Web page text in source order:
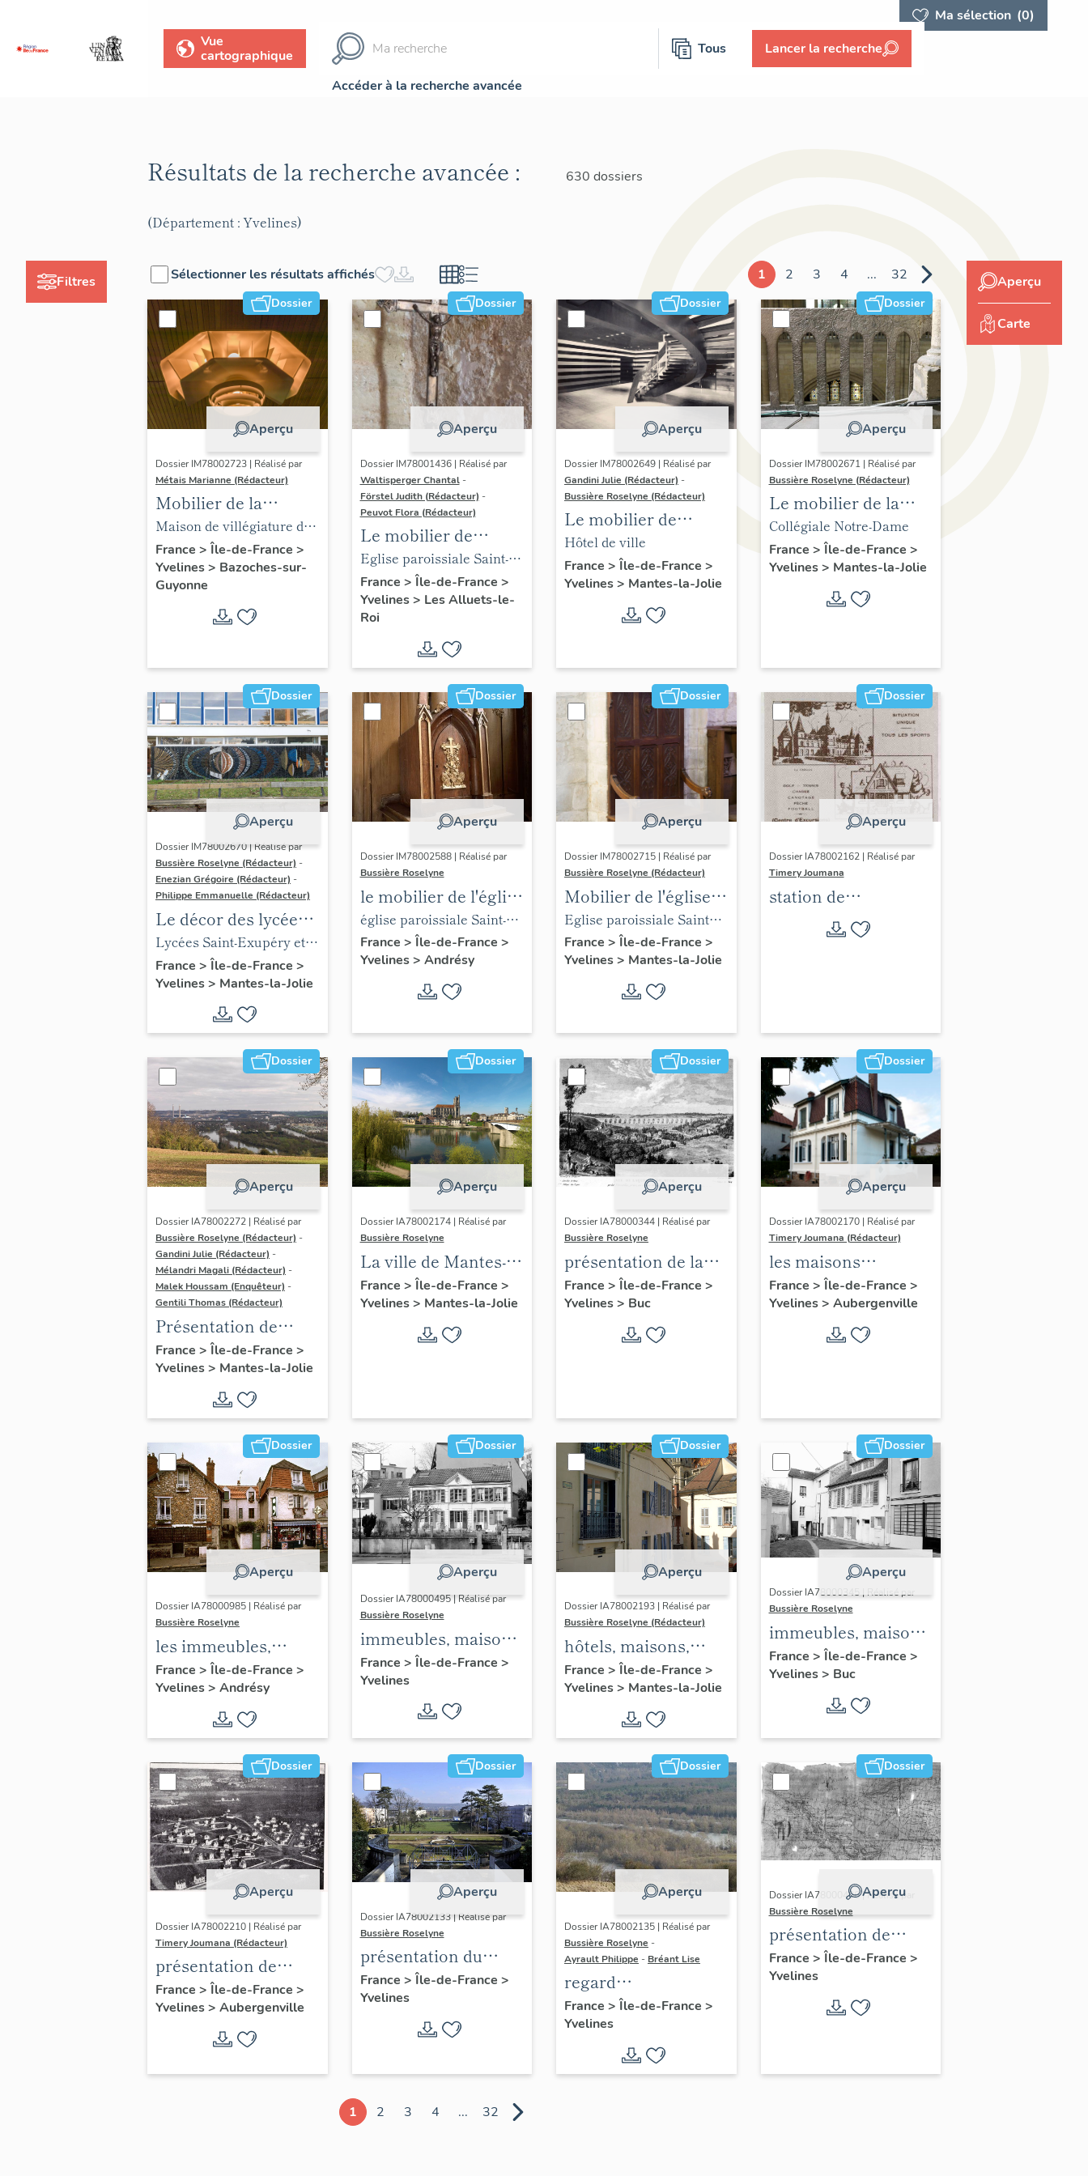
Ma sélection (0)
Vue
cartographique
Tous Lancer la recherche
Accéder à la recherche avancée
Filtres
Résultats de la recherche avancée : 630 dossiers
(Département : Yvelines)
Sélectionner les résultats affichés 1 2 3 4 ... 32
Dossier
Aperçu
Dossier IM78002723 | Réalisé par
Métais Marianne (Rédacteur)
Mobilier de la
maison Louis Carré
Maison de villégiature dite
maison Louis Carré
France > Île-de-France >
Yvelines> Bazoches-sur-
Guyonne
Dossier
Aperçu
Dossier IM78001436 | Réalisé par
Waltisperger Chantal -
Förstel Judith (Rédacteur) -
Peuvot Flora (Rédacteur)
Le mobilier de
l'église paroissiale
Saint-Nicolas
Eglise paroissiale Saint-
Nicolas
France > Île-de-France >
Yvelines> Les Alluets-le-
Roi
Dossier
Aperçu
Dossier IM78002649 | Réalisé par
Gandini Julie (Rédacteur) -
Bussière Roselyne (Rédacteur)
Le mobilier de
l'hôtel de ville
Hôtel de ville
France > Île-de-France >
Yvelines> Mantes-la-Jolie
Dossier
Aperçu
Dossier IM78002671 | Réalisé par
Bussière Roselyne (Rédacteur)
Le mobilier de la
collégiale
Collégiale Notre-Dame
France > Île-de-France >
Yvelines> Mantes-la-Jolie
Dossier
Aperçu
Dossier IM78002670 | Réalisé par
Bussière Roselyne (Rédacteur) -
Enezian Grégoire (Rédacteur) -
Philippe Emmanuelle (Rédacteur)
Le décor des lycées
de Mantes
Lycées Saint-Exupéry et
Jean Rostand
France > Île-de-France >
Yvelines> Mantes-la-Jolie
Dossier
Aperçu
Dossier IM78002588 | Réalisé par
Bussière Roselyne
le mobilier de l'église
Saint-Germain-de-
Paris (liste
supplémentaire)
église paroissiale Saint-
Germain
France > Île-de-France >
Yvelines> Andrésy
Dossier
Aperçu
Dossier IM78002715 | Réalisé par
Bussière Roselyne (Rédacteur)
Mobilier de l'église
Sainte-Anne de
Gassicourt
Eglise paroissiale Sainte-
Anne
France > Île-de-France >
Yvelines> Mantes-la-Jolie
Dossier
Aperçu
Dossier IA78002162 | Réalisé par
Timery Joumana
station de
villégiature
d'Elisabethville
Dossier
Aperçu
Dossier IA78002272 | Réalisé par
Bussière Roselyne (Rédacteur) -
Gandini Julie (Rédacteur) -
Mélandri Magali (Rédacteur) -
Malek Houssam (Enquêteur) -
Gentili Thomas (Rédacteur)
Présentation de
l'étude
France > Île-de-France >
Yvelines> Mantes-la-Jolie
Dossier
Aperçu
Dossier IA78002174 | Réalisé par
Bussière Roselyne
La ville de Mantes-la-
Jolie
France > Île-de-France >
Yvelines> Mantes-la-Jolie
Dossier
Aperçu
Dossier IA78000344 | Réalisé par
Bussière Roselyne
présentation de la
commune de Buc
France > Île-de-France >
Yvelines> Buc
Dossier
Aperçu
Dossier IA78002170 | Réalisé par
Timery Joumana (Rédacteur)
les maisons
d'Elisabethville
France > Île-de-France >
Yvelines> Aubergenville
Dossier
Aperçu
Dossier IA78000985 | Réalisé par
Bussière Roselyne
les immeubles,
maisons et fermes
du canton d'Andrésy
France > Île-de-France >
Yvelines> Andrésy
Dossier
Aperçu
Dossier IA78000495 | Réalisé par
Bussière Roselyne
immeubles, maisons,
fermes
France > Île-de-France >
Yvelines
Dossier
Aperçu
Dossier IA78002193 | Réalisé par
Bussière Roselyne (Rédacteur)
hôtels, maisons,
immeubles
France > Île-de-France >
Yvelines> Mantes-la-Jolie
Dossier
Aperçu
Dossier IA78000345 | Réalisé par
Bussière Roselyne
immeubles, maisons,
fermes
France > Île-de-France >
Yvelines> Buc
Dossier
Aperçu
Dossier IA78002210 | Réalisé par
Timery Joumana (Rédacteur)
présentation de
l'étude
d'Elisabethville
France > Île-de-France >
Yvelines> Aubergenville
Dossier
Aperçu
Dossier IA78002133 | Réalisé par
Bussière Roselyne
présentation du
diagnostic
patrimonial, urbain
et paysager de Seine-
France > Île-de-France >
Yvelines
Dossier
Aperçu
Dossier IA78002135 | Réalisé par
Bussière Roselyne -
Ayrault Philippe - Bréant Lise
regard
photographique sur
le territoire de Seine-
France > Île-de-France >
Yvelines
Dossier
Aperçu
Dossier IA78000496 | Réalisé par
Bussière Roselyne
présentation de
l'étude du
patrimoine de l'aire
d'étude Versailles
périphérie sud
France > Île-de-France >
Yvelines
1 2 3 4 ... 32
Aperçu
Carte